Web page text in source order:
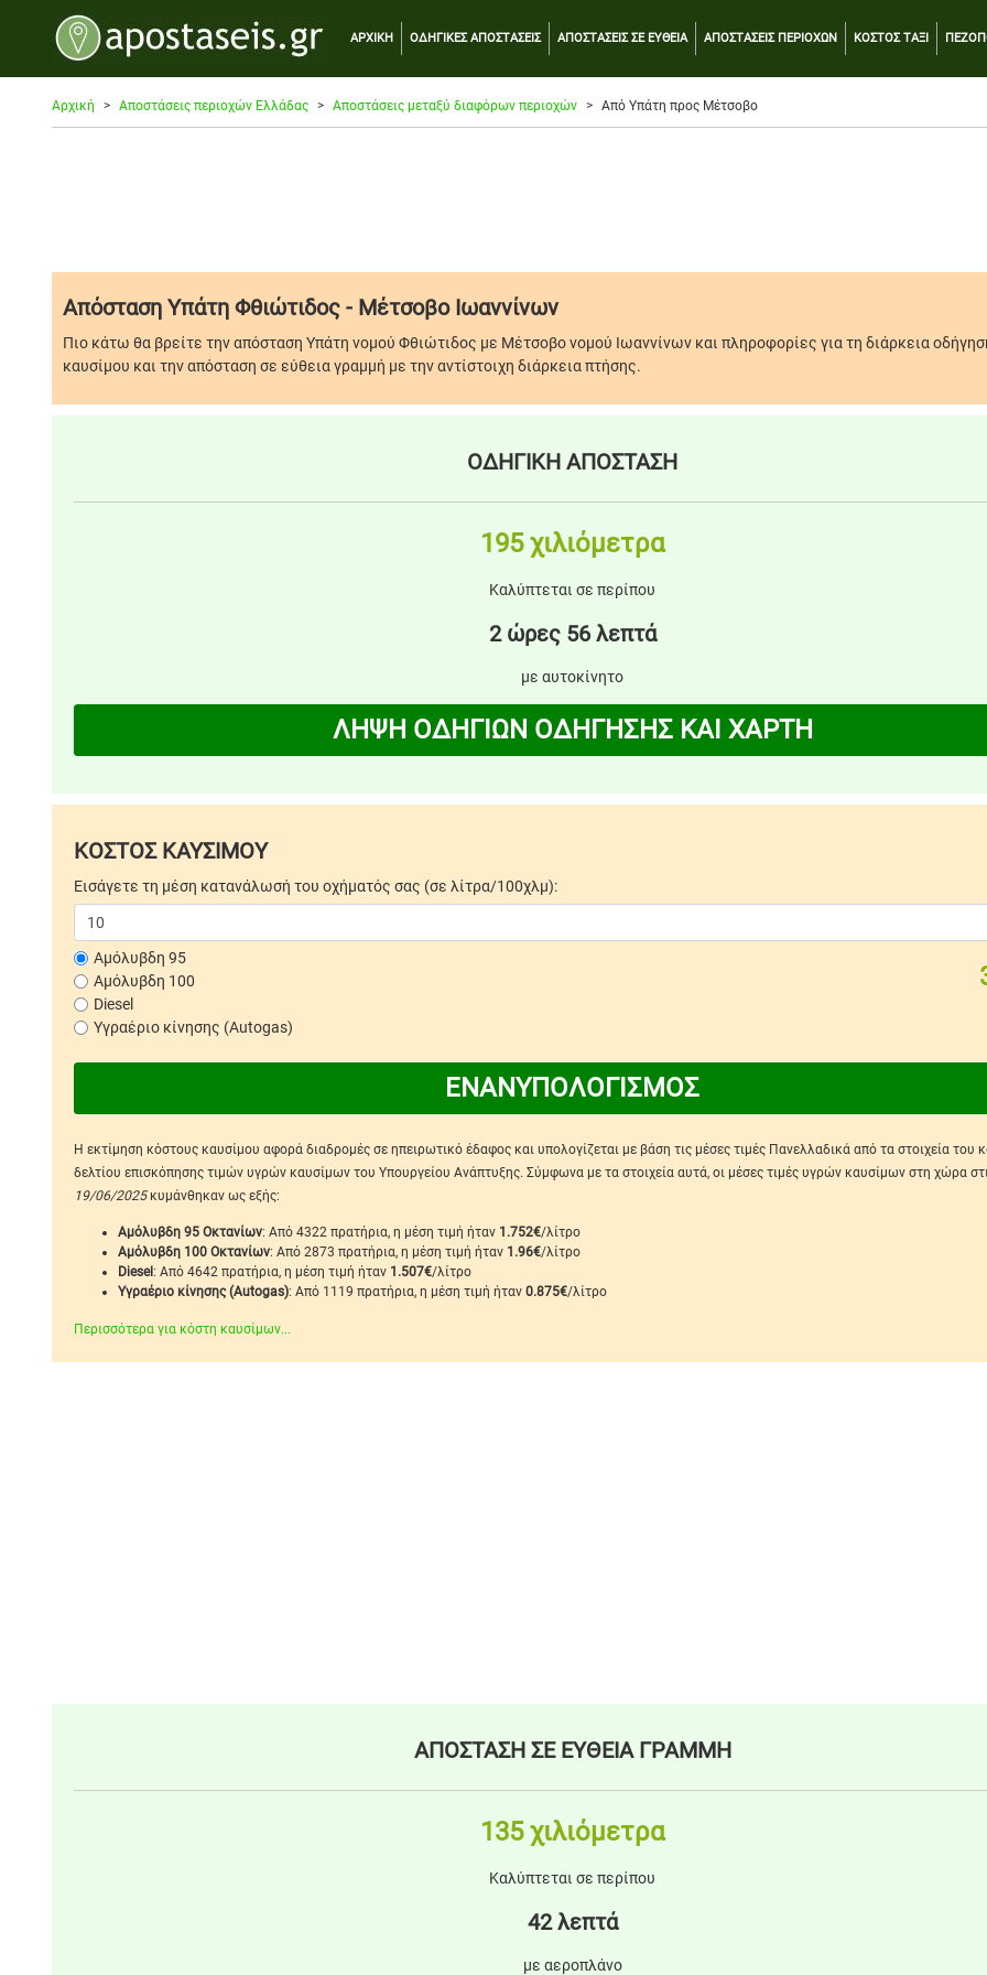
ΑΡΧΙΚΗ ΟΔΗΓΙΚΕΣ ΑΠΟΣΤΑΣΕΙΣ ΑΠΟΣΤΑΣΕΙΣ ΣΕ ΕΥΘΕΙΑ ΑΠΟΣΤΑΣΕΙΣ ΠΕΡΙΟΧΩΝ ΚΟΣΤΟΣ ΤΑΞΙ
Αρχική Αποστάσεις περιοχών Ελλάδας Αποστάσεις μεταξύ διαφόρων περιοχών Από Υπάτη προς Μέτσοβο
Απόσταση Υπάτη Φθιώτιδος - Μέτσοβο Ιωαννίνων
Πιο κάτω θα βρείτε την απόσταση Υπάτη νομού Φθιώτιδος με Μέτσοβο νομού Ιωαννίνων και πληροφορίες για τη διάρκεια
καυσίμου και την απόσταση σε εύθεια γραμμή με την αντίστοιχη διάρκεια πτήσης.
ΟΔΗΓΙΚΗ ΑΠΟΣΤΑΣΗ
195 χιλιόμετρα
Καλύπτεται σε περίπου
2 ώρες 56 λεπτά
με αυτοκίνητο
ΛΗΨΗ ΟΔΗΓΙΩΝ ΟΔΗΓΗΣΗΣ ΚΑΙ ΧΑΡΤΗ
ΚΟΣΤΟΣ ΚΑΥΣΙΜΟΥ
Εισάγετε τη μέση κατανάλωσή του οχήματός σας (σε λίτρα/100χλμ):
Αμόλυβδη 95
Αμόλυβδη 100
Diesel
Υγραέριο κίνησης (Autogas)
ΕΝΑΝΥΠΟΛΟΓΙΣΜΟΣ
Η εκτίμηση κόστους καυσίμου αφορά διαδρομές σε ηπειρωτικό έδαφος και υπολογίζεται με βάση τις μέσες τιμές Πανελλαδικά από τα στοιχεία του
δελτίου επισκόπησης τιμών υγρών καυσίμων του Υπουργείου Ανάπτυξης. Σύμφωνα με τα στοιχεία αυτά, οι μέσες τιμές υγρών καυσίμων στη χώρα
19/06/2025κυμάνθηκαν ως εξής:
Αμόλυβδη 95 Οκτανίων: Από 4322 πρατήρια, η μέση τιμή ήταν 1.752€/λίτρο
Αμόλυβδη 100 Οκτανίων: Από 2873 πρατήρια, η μέση τιμή ήταν 1.96€/λίτρο
Diesel: Από 4642 πρατήρια, η μέση τιμή ήταν 1.507€/λίτρο
Υγραέριο κίνησης (Autogas): Από 1119 πρατήρια, η μέση τιμή ήταν 0.875€/λίτρο
Περισσότερα για κόστη καυσίμων...
ΑΠΟΣΤΑΣΗ ΣΕ ΕΥΘΕΙΑ ΓΡΑΜΜΗ
135 χιλιόμετρα
Καλύπτεται σε περίπου
42 λεπτά
με αεροπλάνο